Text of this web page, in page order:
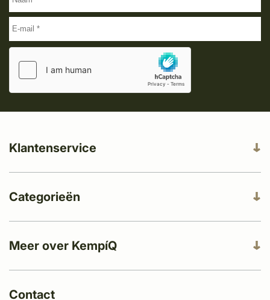
Meer over KempíQ
Klantenservice
Categorieën
Contact